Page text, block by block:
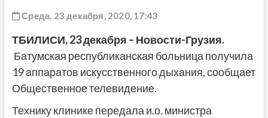
Среда, 23 декабря, 2020, 17:43
ТБИЛИСИ,23декабря – Новости-Грузия.
Батумская республиканская больница получила
19 аппаратов искусственного дыхания, сообщает
Общественное телевидение.
Технику клинике передала и.о. министра